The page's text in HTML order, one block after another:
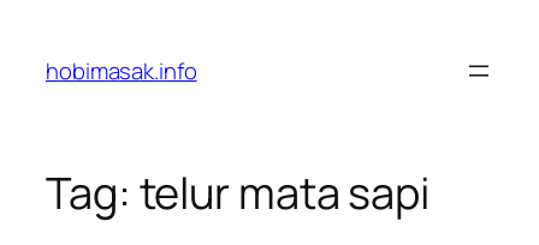
content
hobimasak.info
Tag: telur mata sapi